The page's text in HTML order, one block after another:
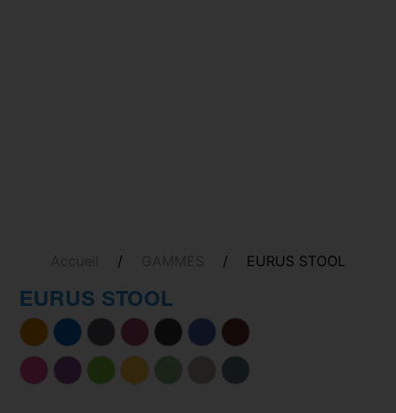
/ / EURUS STOOL
EURUS STOOL